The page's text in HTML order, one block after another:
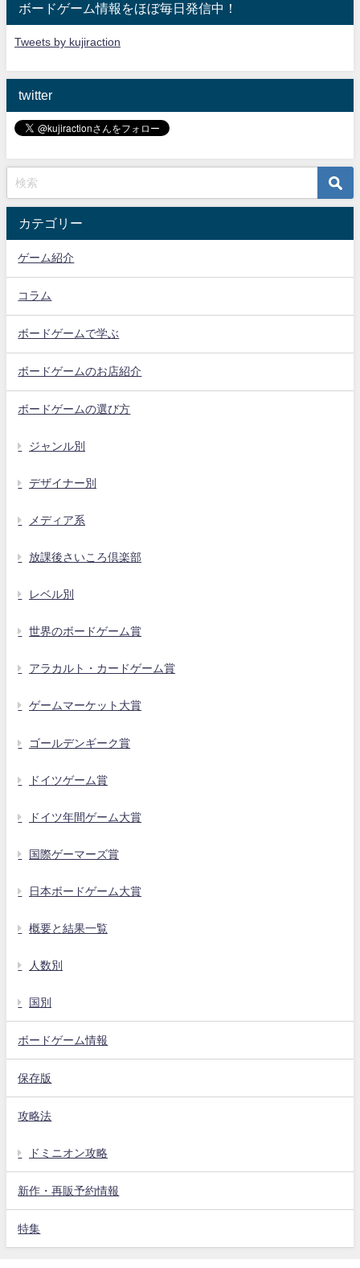
ボードゲーム情報をほぼ毎日発信中！
Tweets by kujiraction
twitter
カテゴリー
ゲーム紹介
コラム
ボードゲームで学ぶ
ボードゲームのお店紹介
ボードゲームの選び方
ジャンル別
デザイナー別
メディア系
放課後さいころ倶楽部
レベル別
世界のボードゲーム賞
アラカルト・カードゲーム賞
ゲームマーケット大賞
ゴールデンギーク賞
ドイツゲーム賞
ドイツ年間ゲーム大賞
国際ゲーマーズ賞
日本ボードゲーム大賞
概要と結果一覧
人数別
国別
ボードゲーム情報
保存版
攻略法
ドミニオン攻略
新作・再販予約情報
特集